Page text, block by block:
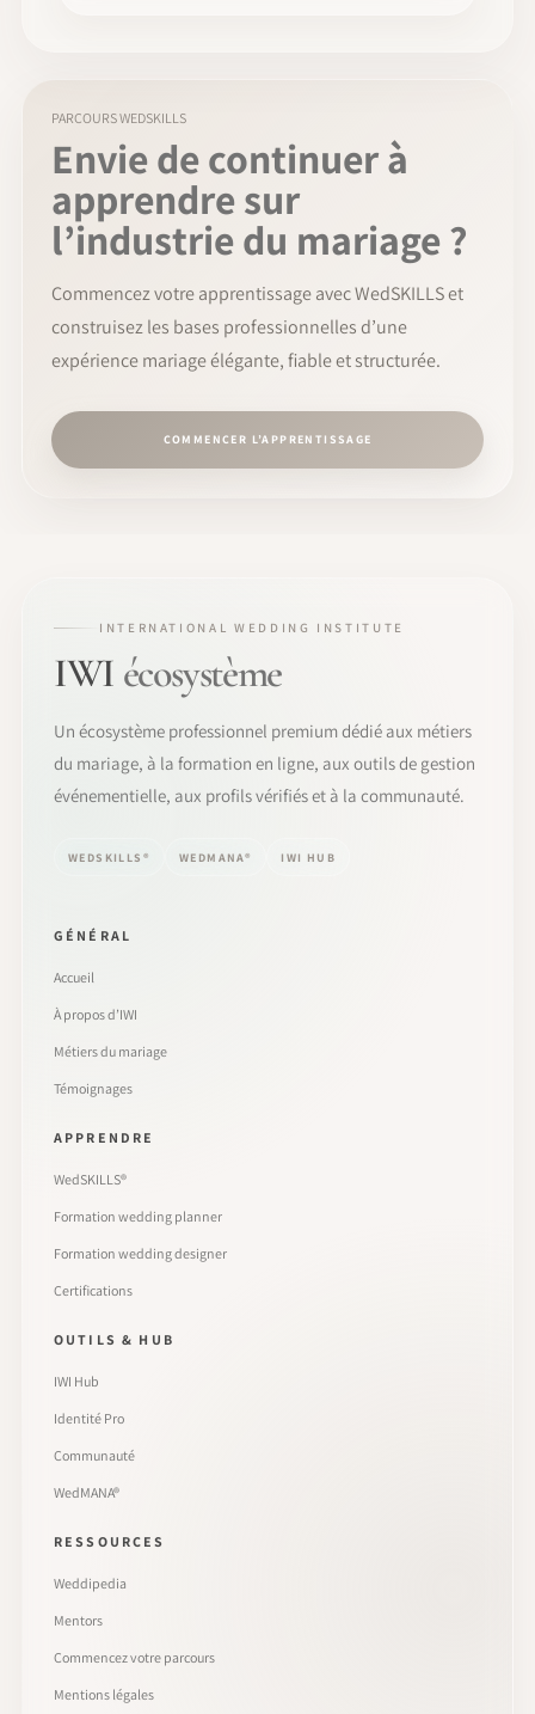
PARCOURS WEDSKILLS
Envie de continuer à
apprendre sur
l’industrie du mariage ?
Commencez votre apprentissage avec WedSKILLS et
construisez les bases professionnelles d’une
expérience mariage élégante, fiable et structurée.
COMMENCER L’APPRENTISSAGE
INTERNATIONAL WEDDING INSTITUTE
IWI écosystème
Un écosystème professionnel premium dédié aux métiers
du mariage, à la formation en ligne, aux outils de gestion
événementielle, aux profils vérifiés et à la communauté.
WEDSKILLS® WEDMANA® IWI HUB
GÉNÉRAL
Accueil
À propos d’IWI
Métiers du mariage
Témoignages
APPRENDRE
WedSKILLS®
Formation wedding planner
Formation wedding designer
Certifications
OUTILS & HUB
IWI Hub
Identité Pro
Communauté
WedMANA®
RESSOURCES
Weddipedia
Mentors
Commencez votre parcours
Mentions légales